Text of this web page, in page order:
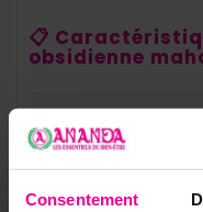
Consentement
📋
obsidienne
Pierre